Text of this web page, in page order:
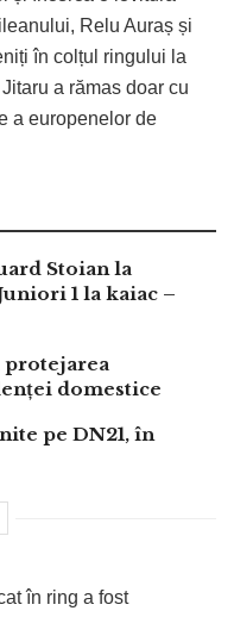
Relu Auraș și
în colțul ringului la
a rămas doar cu
a europenelor de
Stoian la
1 la kaiac –
protejarea
domestice
pe DN21, în
în ring a fost